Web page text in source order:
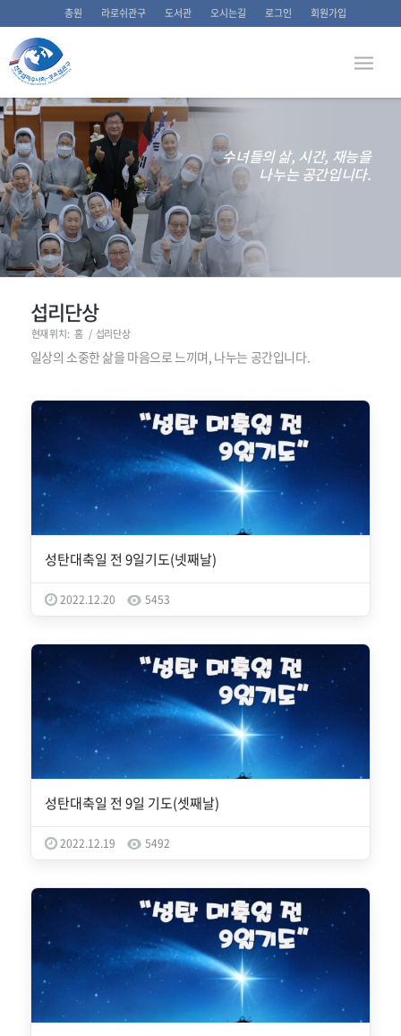
총원 라로쉬관구 도서관 오시는길 로그인 회원가입
수녀들의 삶, 시간, 재능을
나누는 공간입니다.
섭리단상
현재 위치: 홈 / 섭리단상
일상의 소중한 삶을 마음으로 느끼며, 나누는 공간입니다.
성탄대축일 전 9일기도(넷째날)
2022.12.20 5453
성탄대축일 전 9일 기도(셋째날)
2022.12.19 5492